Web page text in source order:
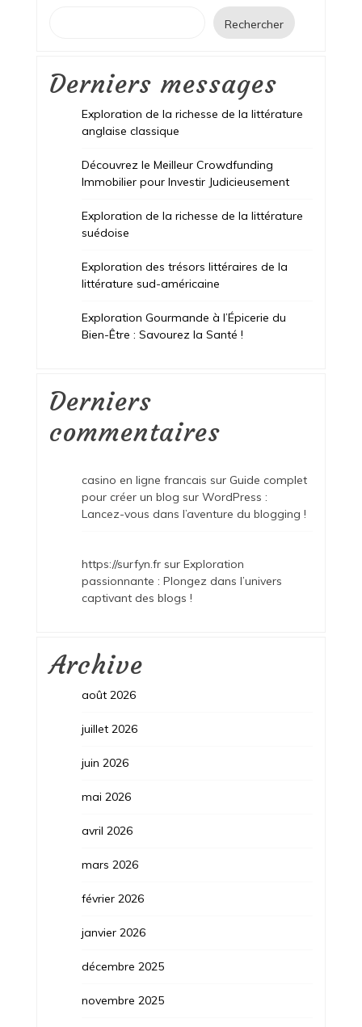
Rechercher
Derniers messages
Exploration de la richesse de la littérature
anglaise classique
Découvrez le Meilleur Crowdfunding
Immobilier pour Investir Judicieusement
Exploration de la richesse de la littérature
suédoise
Exploration des trésors littéraires de la
littérature sud-américaine
Exploration Gourmande à l’Épicerie du
Bien-Être : Savourez la Santé !
Derniers
commentaires
casino en ligne francais sur Guide complet
pour créer un blog sur WordPress :
Lancez-vous dans l’aventure du blogging !
https://surfyn.frsur Exploration
passionnante : Plongez dans l’univers
captivant des blogs !
Archive
août 2026
juillet 2026
juin 2026
mai 2026
avril 2026
mars 2026
février 2026
janvier 2026
décembre 2025
novembre 2025